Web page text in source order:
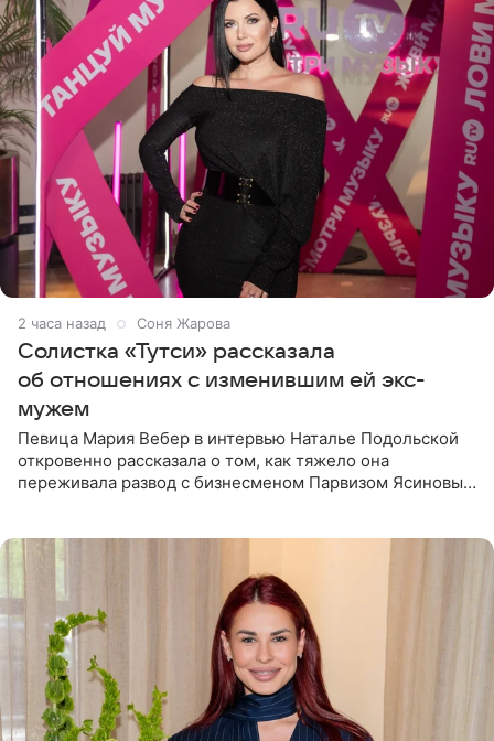
2 часа назад Соня Жарова
Солистка «Тутси» рассказала
об отношениях с изменившим ей экс-
мужем
Певица Мария Вебер в интервью Наталье Подольской
откровенно рассказала о том, как тяжело она
переживала развод с бизнесменом Парвизом Ясиновым.